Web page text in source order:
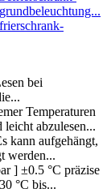
bei
Temperaturen
abzulesen...
kann aufgehängt,
werden...
] ±0.5 °C präzise
°C bis...